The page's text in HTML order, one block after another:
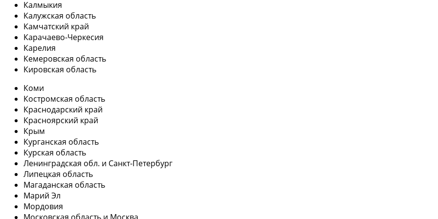
Калмыкия
Калужская область
Камчатский край
Карачаево-Черкесия
Карелия
Кемеровская область
Кировская область
Коми
Костромская область
Краснодарский край
Красноярский край
Крым
Курганская область
Курская область
Ленинградская обл. и Санкт-Петербург
Липецкая область
Магаданская область
Марий Эл
Мордовия